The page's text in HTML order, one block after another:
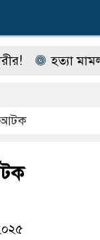
হত্যা মামলার
আটক